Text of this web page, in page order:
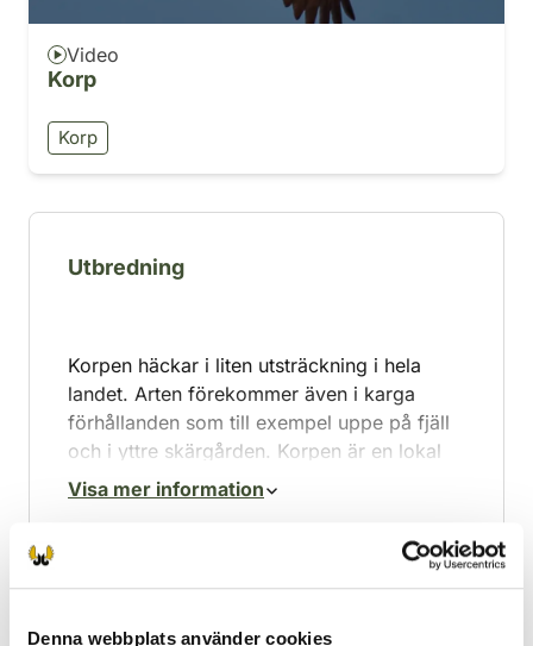
Denna webbplats använder cookies
Video
Korp
Korp
Utbredning
Korpen häckar i liten utsträckning i hela
landet. Arten förekommer även i karga
förhållanden som till exempel uppe på fjäll
och i yttre skärgården. Korpen är en lokal
fågel och häckar tidigt. Är i allmänhet skygg
Korpen är traditionellt en skygg
Visa mer information